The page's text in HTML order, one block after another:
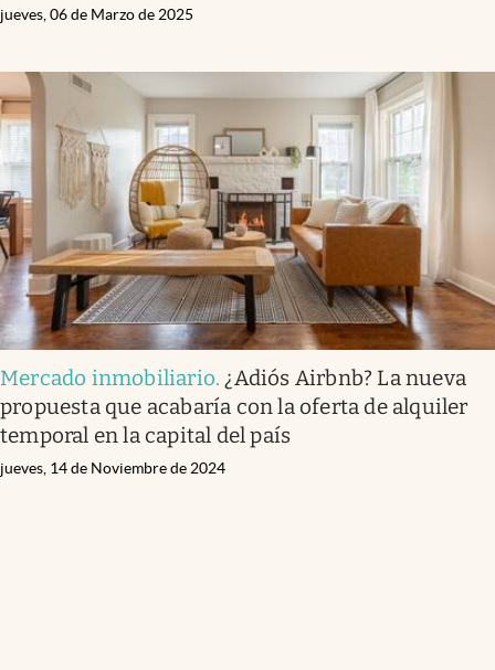
jueves, 06 de Marzo de 2025
Mercado inmobiliario. ¿Adiós Airbnb? La nueva
propuesta que acabaría con la oferta de alquiler
temporal en la capital del país
jueves, 14 de Noviembre de 2024